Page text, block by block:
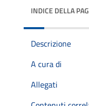
INDICE DELLA
Descrizione
A cura di
Allegati